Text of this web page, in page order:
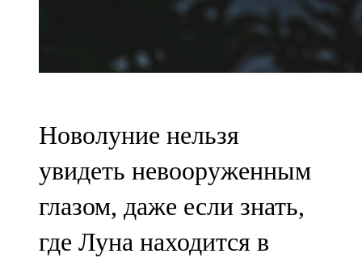
Новолуние нельзя
увидеть невооруженным
глазом, даже если знать,
где Луна находится в